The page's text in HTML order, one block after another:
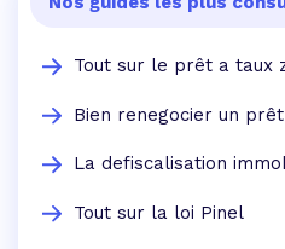
Tout sur le prêt a taux
Bien renegocier un
La defiscalisation
Tout sur la loi Pinel